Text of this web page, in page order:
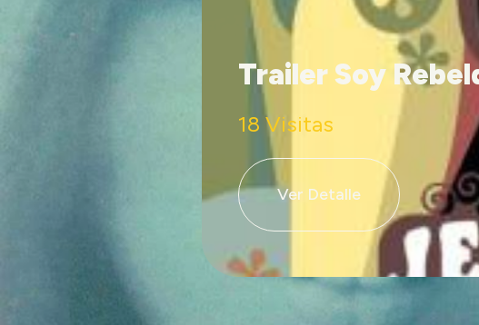
Trailer Soy
18 Visitas
Ver Detalle